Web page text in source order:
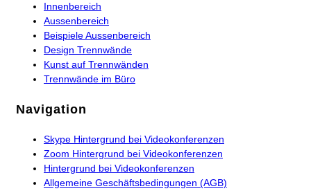
Innenbereich
Aussenbereich
Beispiele Aussenbereich
Design Trennwände
Kunst auf Trennwänden
Trennwände im Büro
Navigation
Skype Hintergrund bei Videokonferenzen
Zoom Hintergrund bei Videokonferenzen
Hintergrund bei Videokonferenzen
Allgemeine Geschäftsbedingungen (AGB)